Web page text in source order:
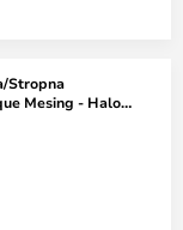
Stropna
Mesing - Halo